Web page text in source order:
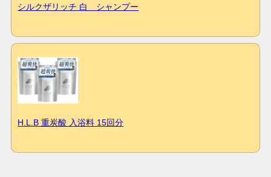
シルクザリッチ 白 シャンプー
H.L.B 重炭酸 入浴料 15回分